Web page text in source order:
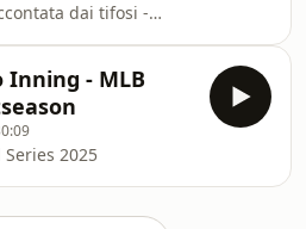
dai tifosi -
Inning - MLB
2025